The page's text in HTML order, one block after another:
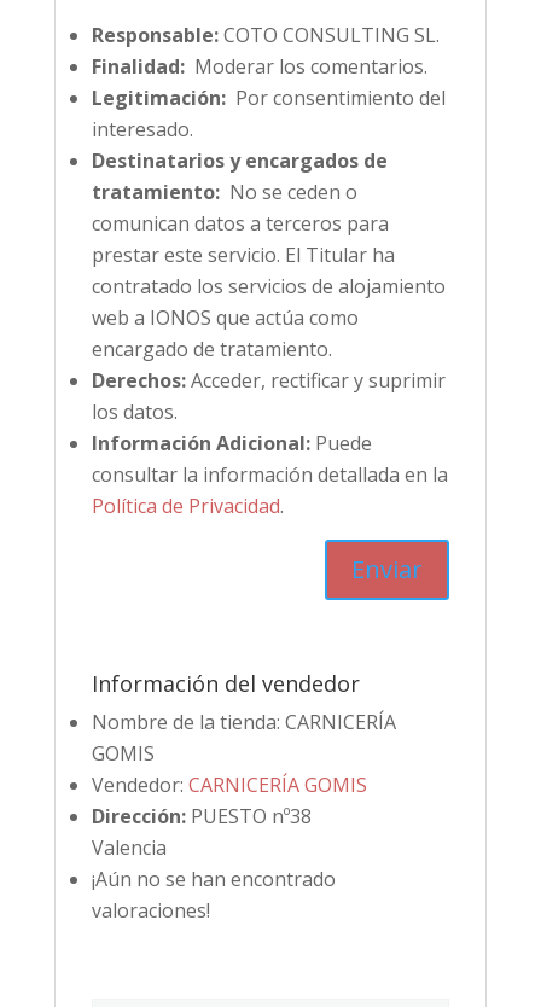
Responsable:COTO CONSULTING SL.
Finalidad:Moderar los comentarios.
Legitimación:Por consentimiento del
interesado.
Destinatarios y encargados de
tratamiento:No se ceden o
comunican datos a terceros para
prestar este servicio. El Titular ha
contratado los servicios de alojamiento
web a IONOS que actúa como
encargado de tratamiento.
Derechos:Acceder, rectificar y suprimir
los datos.
Información Adicional:Puede
consultar la información detallada en la
Política de Privacidad.
Información del vendedor
Nombre de la tienda: CARNICERÍA
GOMIS
Vendedor: CARNICERÍA GOMIS
Dirección: PUESTO nº38
Valencia
¡Aún no se han encontrado
valoraciones!